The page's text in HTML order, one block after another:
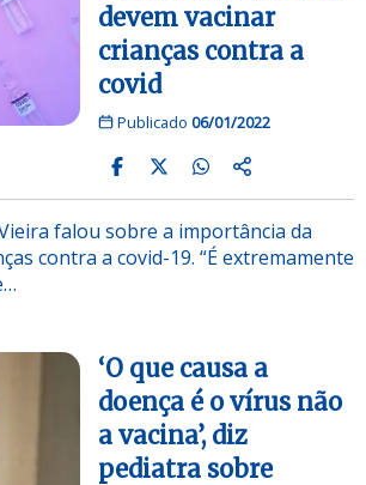
devem vacinar
crianças contra a
covid
Publicado 06/01/2022
falou sobre a importância da
contra a covid-19. “É extremamente
‘O que causa a
doença é o vírus não
a vacina’, diz
pediatra sobre